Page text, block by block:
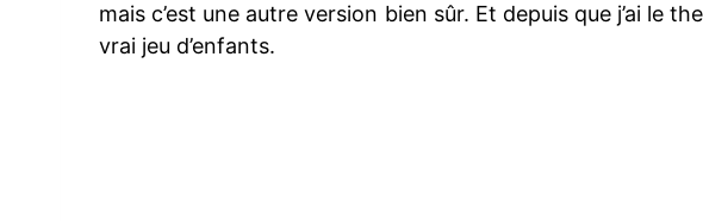
mais c’est une autre version bien sûr. Et depuis que j’ai le
vrai jeu d’enfants.